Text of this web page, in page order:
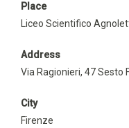
Place
Liceo Scientifico
Address
Via Ragionieri, 47 Sesto
City
Firenze